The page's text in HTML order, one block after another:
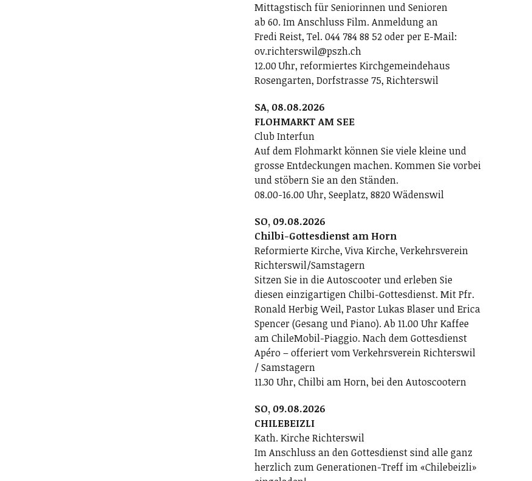
Mittagstisch für Seniorinnen und Senioren
ab 60. Im Anschluss Film. Anmeldung an
Fredi Reist, Tel. 044 784 88 52 oder per E-Mail:
ov.richterswil@pszh.ch
12.00 Uhr, reformiertes Kirchgemeindehaus
Rosengarten, Dorfstrasse 75, Richterswil
SA, 08.08.2026
FLOHMARKT AM SEE
Club Interfun
Auf dem Flohmarkt können Sie viele kleine und
grosse Entdeckungen machen. Kommen Sie vorbei
und stöbern Sie an den Ständen.
08.00-16.00 Uhr, Seeplatz, 8820 Wädenswil
SO, 09.08.2026
Chilbi-Gottesdienst am Horn
Reformierte Kirche, Viva Kirche, Verkehrsverein
Richterswil/Samstagern
Sitzen Sie in die Autoscooter und erleben Sie
diesen einzigartigen Chilbi-Gottesdienst. Mit Pfr.
Ronald Herbig Weil, Pastor Lukas Blaser und Erica
Spencer (Gesang und Piano). Ab 11.00 Uhr Kaffee
am ChileMobil-Piaggio. Nach dem Gottesdienst
Apéro – offeriert vom Verkehrsverein Richterswil
/ Samstagern
11.30 Uhr, Chilbi am Horn, bei den Autoscootern
SO, 09.08.2026
CHILEBEIZLI
Kath. Kirche Richterswil
Im Anschluss an den Gottesdienst sind alle ganz
herzlich zum Generationen-Treff im «Chilebeizli»